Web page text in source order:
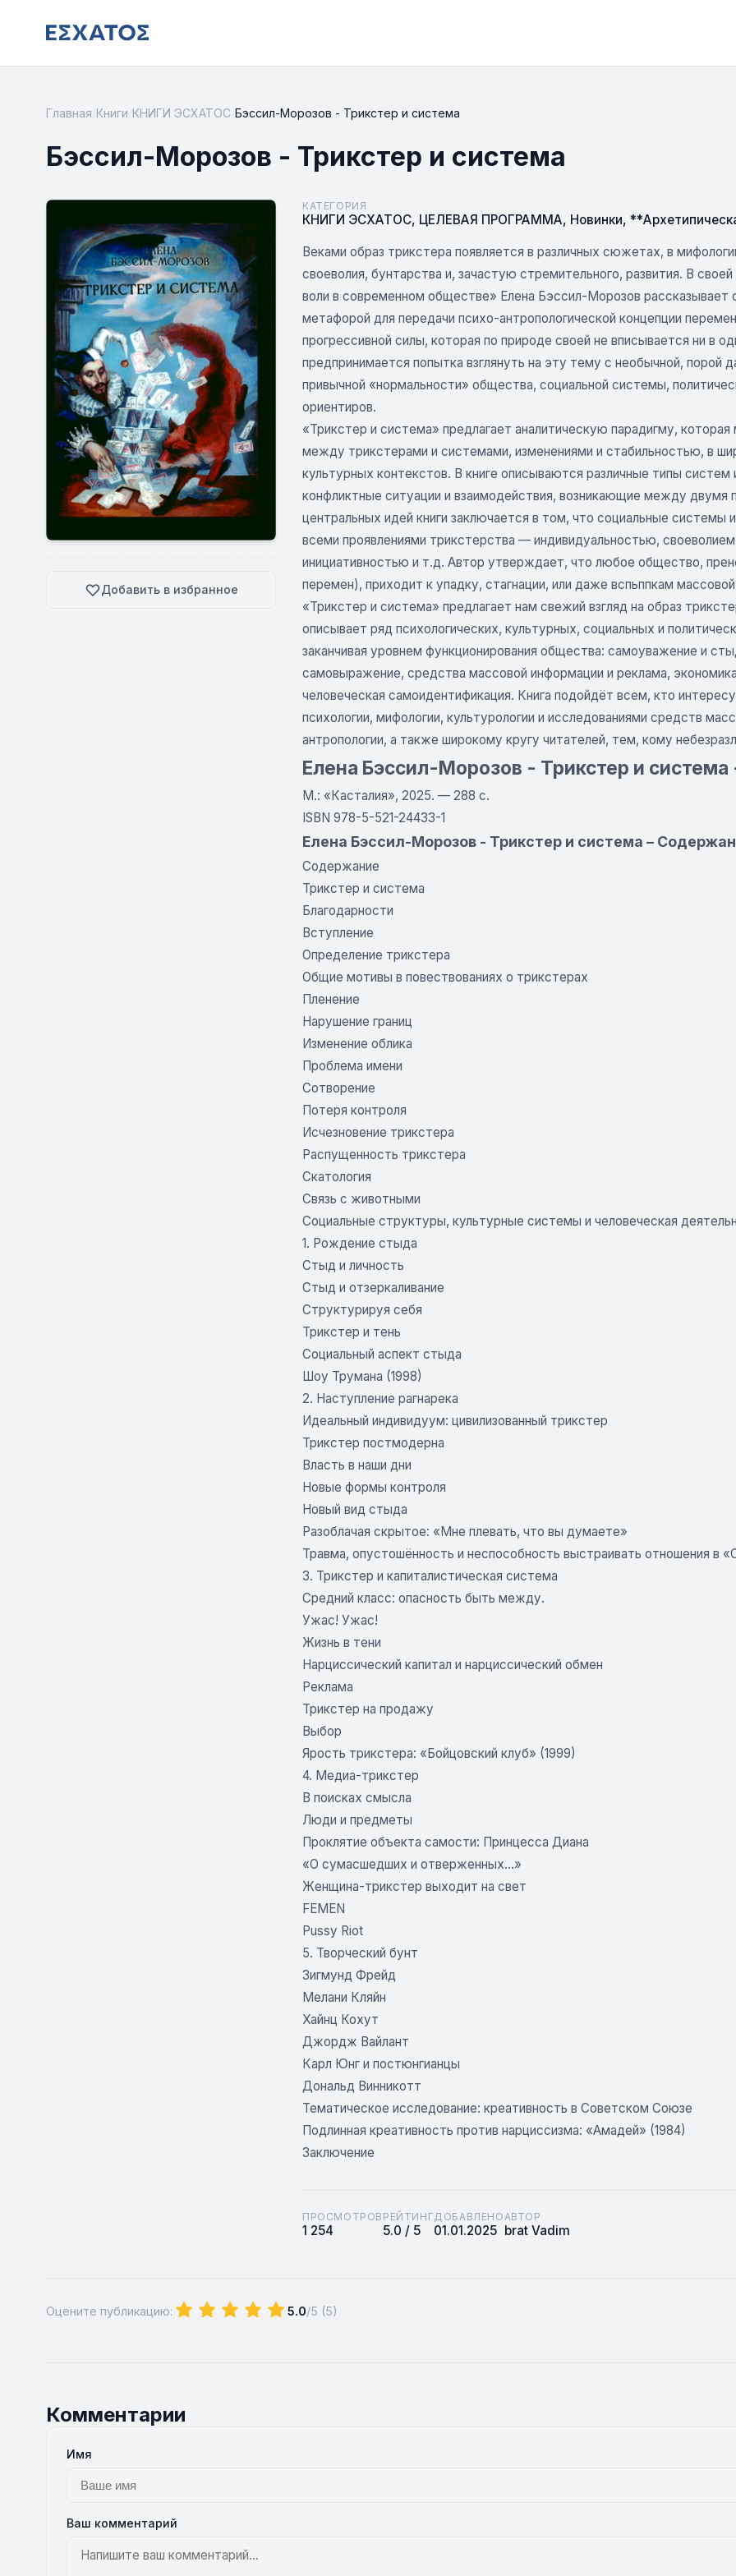
Главная Книги КНИГИ ЭСХАТОС Бэссил-Морозов - Трикстер и система
Бэссил-Морозов - Трикстер и система
Добавить в избранное
КАТЕГОРИЯ
КНИГИ ЭСХАТОС, ЦЕЛЕВАЯ ПРОГРАММА, Новинки,
Веками образ трикстера появляется в различных сюжетах, в
своеволия, бунтарства и, зачастую стремительного, развития. В
воли в современном обществе» Елена Бэссил-Морозов
метафорой для передачи психо-антропологической концепции
прогрессивной силы, которая по природе своей не вписывается ни в
предпринимается попытка взглянуть на эту тему с необычной,
привычной «нормальности» общества, социальной системы,
ориентиров.
«Трикстер и система» предлагает аналитическую парадигму,
между трикстерами и системами, изменениями и стабильностью, в
культурных контекстов. В книге описываются различные типы
конфликтные ситуации и взаимодействия, возникающие между
центральных идей книги заключается в том, что социальные системы
всеми проявлениями трикстерства — индивидуальностью,
инициативностью и т.д. Автор утверждает, что любое общество,
перемен), приходит к упадку, стагнации, или даже вспьппкам
«Трикстер и система» предлагает нам свежий взгляд на образ
описывает ряд психологических, культурных, социальных и
заканчивая уровнем функционирования общества: самоуважение и
самовыражение, средства массовой информации и реклама,
человеческая самоидентификация. Книга подойдёт всем, кто
психологии, мифологии, культурологии и исследованиями средств
антропологии, а также широкому кругу читателей, тем, кому
Елена Бэссил-Морозов - Трикстер и
М.: «Касталия», 2025. — 288 с.
ISBN 978-5-521-24433-1
Елена Бэссил-Морозов - Трикстер и система –
Содержание
Трикстер и система
Благодарности
Вступление
Определение трикстера
Общие мотивы в повествованиях о трикстерах
Пленение
Нарушение границ
Изменение облика
Проблема имени
Сотворение
Потеря контроля
Исчезновение трикстера
Распущенность трикстера
Скатология
Связь с животными
Социальные структуры, культурные системы и человеческая
1. Рождение стыда
Стыд и личность
Стыд и отзеркаливание
Структурируя себя
Трикстер и тень
Социальный аспект стыда
Шоу Трумана (1998)
2. Наступление рагнарека
Идеальный индивидуум: цивилизованный трикстер
Трикстер постмодерна
Власть в наши дни
Новые формы контроля
Новый вид стыда
Разоблачая скрытое: «Мне плевать, что вы думаете»
Травма, опустошённость и неспособность выстраивать отношения в
3. Трикстер и капиталистическая система
Средний класс: опасность быть между.
Ужас! Ужас!
Жизнь в тени
Нарциссический капитал и нарциссический обмен
Реклама
Трикстер на продажу
Выбор
Ярость трикстера: «Бойцовский клуб» (1999)
4. Медиа-трикстер
В поисках смысла
Люди и предметы
Проклятие объекта самости: Принцесса Диана
«О сумасшедших и отверженных...»
Женщина-трикстер выходит на свет
FEMEN
Pussy Riot
5. Творческий бунт
Зигмунд Фрейд
Мелани Кляйн
Хайнц Кохут
Джордж Вайлант
Карл Юнг и постюнгианцы
Дональд Винникотт
Тематическое исследование: креативность в Советском Союзе
Подлинная креативность против нарциссизма: «Амадей» (1984)
Заключение
ПРОСМОТРОВ
1 254
РЕЙТИНГ
5.0 / 5
ДОБАВЛЕНО
01.01.2025
АВТОР
brat Vadim
Оцените публикацию: 5.0/5 (5)
Комментарии
Имя
Ваш комментарий